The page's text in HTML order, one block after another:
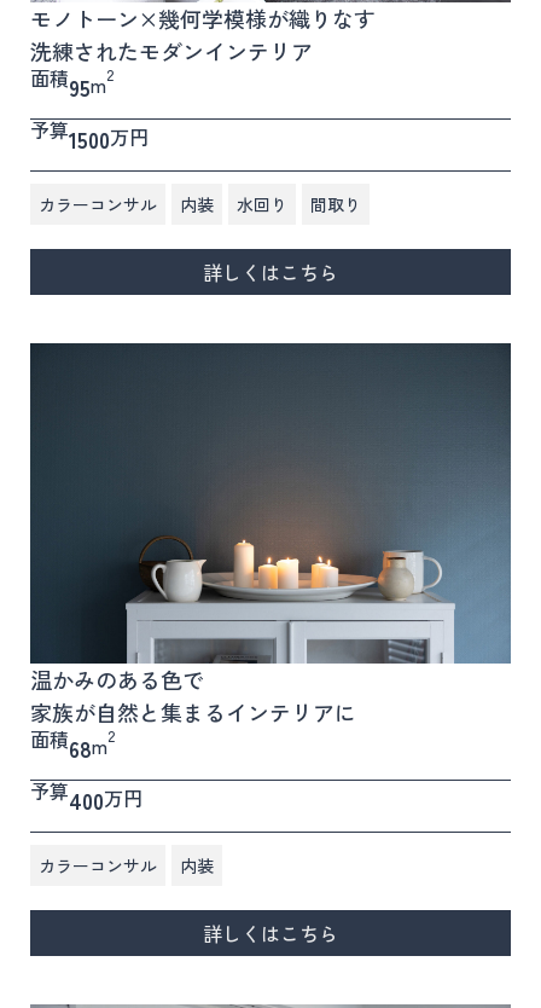
モノトーン×幾何学模様が織りなす
洗練されたモダンインテリア
面積95m2
予算1500万円
カラーコンサル 内装 水回り 間取り
詳しくはこちら
温かみのある色で
家族が自然と集まるインテリアに
面積68m2
予算400万円
カラーコンサル 内装
詳しくはこちら